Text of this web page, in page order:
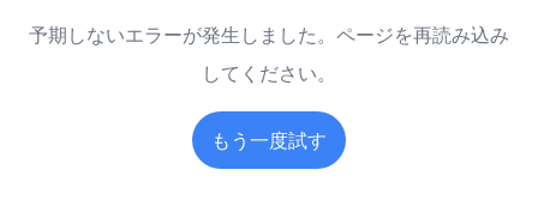
予期しないエラーが発生しました。ページを再読み込み
してください。
もう一度試す